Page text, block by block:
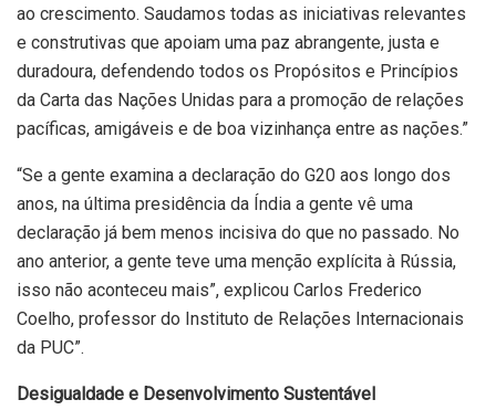
ao crescimento. Saudamos todas as iniciativas relevantes
e construtivas que apoiam uma paz abrangente, justa e
duradoura, defendendo todos os Propósitos e Princípios
da Carta das Nações Unidas para a promoção de relações
pacíficas, amigáveis e de boa vizinhança entre as nações.”
“Se a gente examina a declaração do G20 aos longo dos
anos, na última presidência da Índia a gente vê uma
declaração já bem menos incisiva do que no passado. No
ano anterior, a gente teve uma menção explícita à Rússia,
isso não aconteceu mais”, explicou Carlos Frederico
Coelho, professor do Instituto de Relações Internacionais
da PUC”.
Desigualdade e Desenvolvimento Sustentável